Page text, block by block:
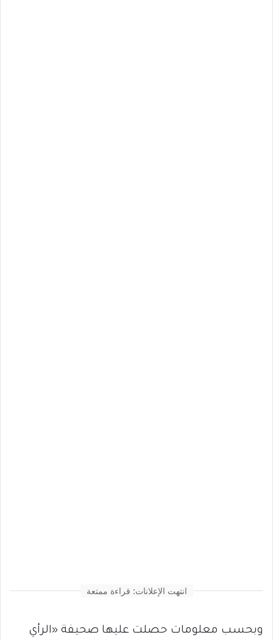
انتهت الإعلانات: قراءة ممتعة
وبحسب معلومات حصلت عليها صحيفة «الرأي